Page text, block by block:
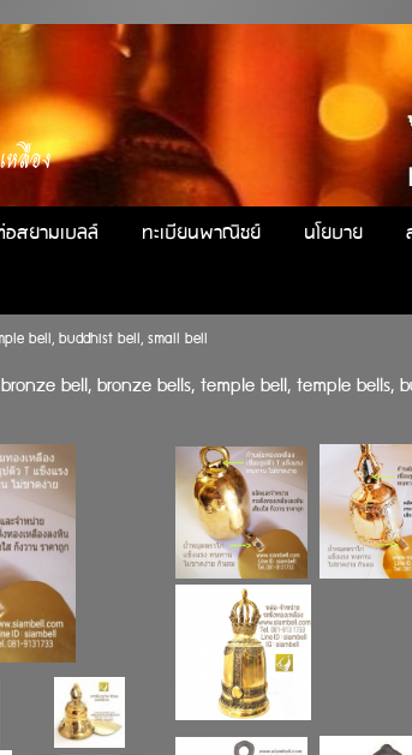
ลือง
สยามเบลล์ ทะเบียนพาณิชย์ นโยบาย
bell, buddhist bell, small bell
bell, bronze bells, temple bell, temple bells,